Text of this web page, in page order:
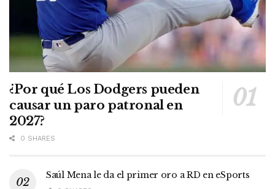
¿Por qué Los Dodgers pueden
causar un paro patronal en
2027?
0 SHARES
Saúl Mena le da el primer oro a RD en eSports